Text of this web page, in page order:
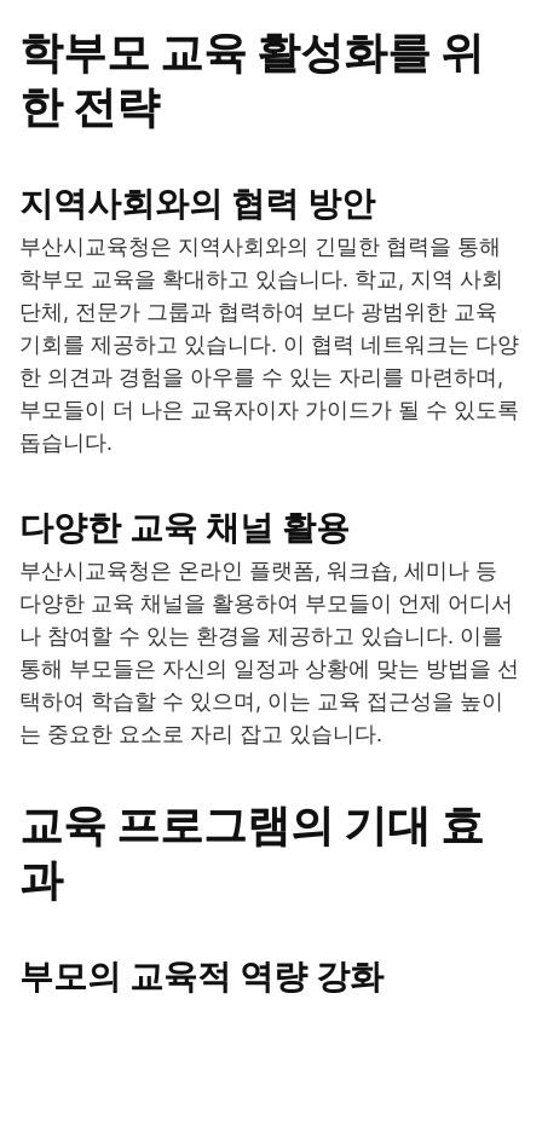
학부모 교육 활성화를 위
한 전략
지역사회와의 협력 방안
부산시교육청은 지역사회와의 긴밀한 협력을 통해
학부모 교육을 확대하고 있습니다. 학교, 지역 사회
단체, 전문가 그룹과 협력하여 보다 광범위한 교육
기회를 제공하고 있습니다. 이 협력 네트워크는 다양
한 의견과 경험을 아우를 수 있는 자리를 마련하며,
부모들이 더 나은 교육자이자 가이드가 될 수 있도록
돕습니다.
다양한 교육 채널 활용
부산시교육청은 온라인 플랫폼, 워크숍, 세미나 등
다양한 교육 채널을 활용하여 부모들이 언제 어디서
나 참여할 수 있는 환경을 제공하고 있습니다. 이를
통해 부모들은 자신의 일정과 상황에 맞는 방법을 선
택하여 학습할 수 있으며, 이는 교육 접근성을 높이
는 중요한 요소로 자리 잡고 있습니다.
교육 프로그램의 기대 효
과
부모의 교육적 역량 강화